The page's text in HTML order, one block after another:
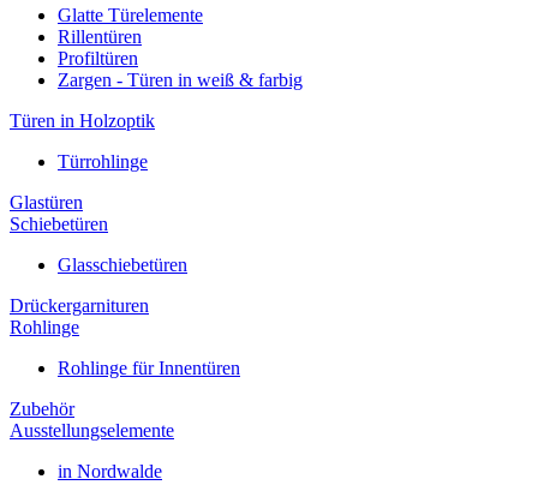
Glatte Türelemente
Rillentüren
Profiltüren
Zargen - Türen in weiß & farbig
Türen in Holzoptik
Türrohlinge
Glastüren
Schiebetüren
Glasschiebetüren
Drückergarnituren
Rohlinge
Rohlinge für Innentüren
Zubehör
Ausstellungselemente
in Nordwalde